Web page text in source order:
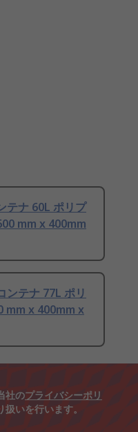
テナ 60L ポリプ
mm x 400mm
ンテナ 77L ポリ
mm x 400mm x
社のプライバシーポリ
いを行います。